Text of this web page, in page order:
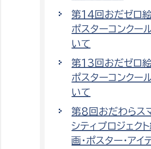
第14回おだゼロ絵
ポスターコンクー
いて
第13回おだゼロ絵
ポスターコンクー
いて
第8回おだわらス
シティプロジェク
画・ポスター・アイ